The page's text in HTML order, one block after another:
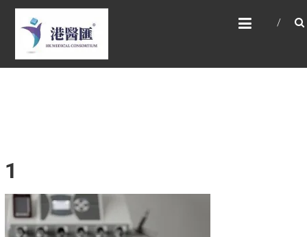
Skip
content
HONG KONG MEDICAL
CONSORTIUM LIMITED 港
醫匯
HEALTH CARE 醫健服務, GENERAL PRACTICE
1